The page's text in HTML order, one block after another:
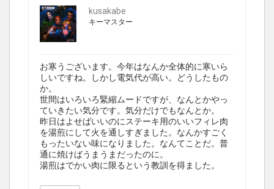
kusakabe
キーマスター
お寒うございます。今年はなんか全体的に寒いら
しいですね。しかし電気代が高い。どうしたもの
か。
世間はいろいろ緊縮ムードですが、なんとかやっ
ていきたい気分です。気分だけでもなんとか。
昨日はよせばいいのにステーキ用のいいフィレ肉
を湯煎にして火を通しすぎました。なんかすごく
もったいない味になりました。なんてことだ。普
通に焼けばうまうまだったのに。
湯煎はでかい肉に限るという教訓を得ました。